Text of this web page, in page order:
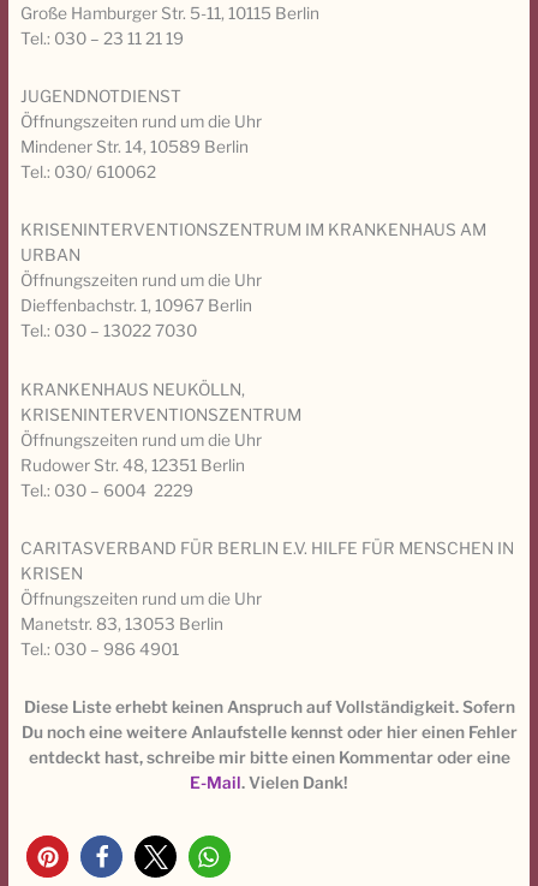
Große Hamburger Str. 5-11, 10115 Berlin
Tel.: 030 – 23 11 21 19
JUGENDNOTDIENST
Öffnungszeiten rund um die Uhr
Mindener Str. 14, 10589 Berlin
Tel.: 030/ 610062
KRISENINTERVENTIONSZENTRUM IM KRANKENHAUS AM
URBAN
Öffnungszeiten rund um die Uhr
Dieffenbachstr. 1, 10967 Berlin
Tel.: 030 – 13022 7030
KRANKENHAUS NEUKÖLLN,
KRISENINTERVENTIONSZENTRUM
Öffnungszeiten rund um die Uhr
Rudower Str. 48, 12351 Berlin
Tel.: 030 – 6004 2229
CARITASVERBAND FÜR BERLIN E.V. HILFE FÜR MENSCHEN IN
KRISEN
Öffnungszeiten rund um die Uhr
Manetstr. 83, 13053 Berlin
Tel.: 030 – 986 4901
Diese Liste erhebt keinen Anspruch auf Vollständigkeit. Sofern
Du noch eine weitere Anlaufstelle kennst oder hier einen Fehler
entdeckt hast, schreibe mir bitte einen Kommentar oder eine
E-Mail. Vielen Dank!